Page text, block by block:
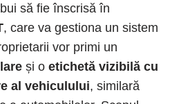
să fie înscrisă în
, care va gestiona un sistem
vor primi un
și o etichetă vizibilă cu
al vehiculului, similară